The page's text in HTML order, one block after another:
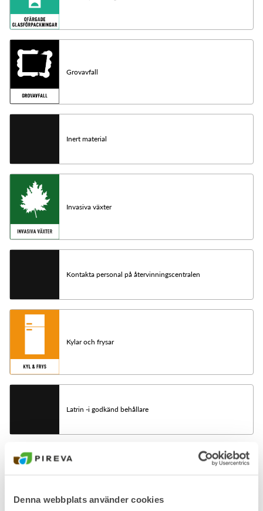
Denna webbplats använder cookies
Grovavfall
Inert material
Invasiva växter
Kontakta personal på återvinningscentralen
Kylar och frysar
Latrin -i godkänd behållare